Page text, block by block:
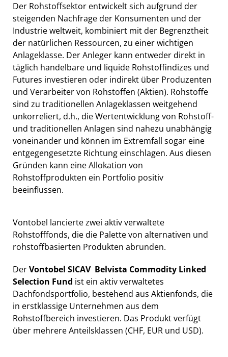
Der Rohstoffsektor entwickelt sich aufgrund der
steigenden Nachfrage der Konsumenten und der
Industrie weltweit, kombiniert mit der Begrenztheit
der natürlichen Ressourcen, zu einer wichtigen
Anlageklasse. Der Anleger kann entweder direkt in
täglich handelbare und liquide Rohstoffindizes und
Futures investieren oder indirekt über Produzenten
und Verarbeiter von Rohstoffen (Aktien). Rohstoffe
sind zu traditionellen Anlageklassen weitgehend
unkorreliert, d.h., die Wertentwicklung von Rohstoff-
und traditionellen Anlagen sind nahezu unabhängig
voneinander und können im Extremfall sogar eine
entgegengesetzte Richtung einschlagen. Aus diesen
Gründen kann eine Allokation von
Rohstoffprodukten ein Portfolio positiv
beeinflussen.
Vontobel lancierte zwei aktiv verwaltete
Rohstofffonds, die die Palette von alternativen und
rohstoffbasierten Produkten abrunden.
DerVontobel SICAV  Belvista Commodity Linked
Selection Fund ist ein aktiv verwaltetes
Dachfondsportfolio, bestehend aus Aktienfonds, die
in erstklassige Unternehmen aus dem
Rohstoffbereich investieren. Das Produkt verfügt
über mehrere Anteilsklassen (CHF, EUR und USD).